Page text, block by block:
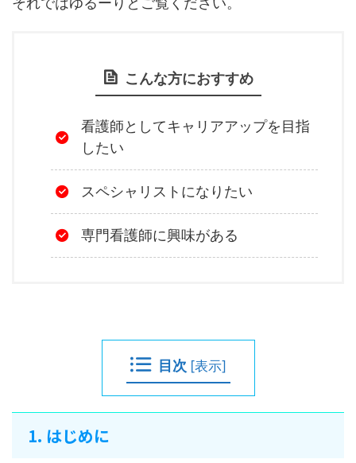
こんな方におすすめ
看護師としてキャリアアップを目指
したい
スペシャリストになりたい
専門看護師に興味がある
目次 [表示]
1. はじめに